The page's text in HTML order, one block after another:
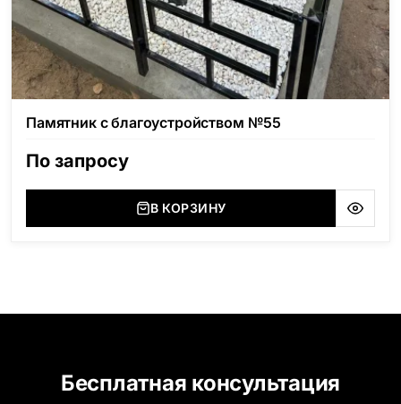
Памятник с благоустройством №55
По запросу
В КОРЗИНУ
Бесплатная консультация